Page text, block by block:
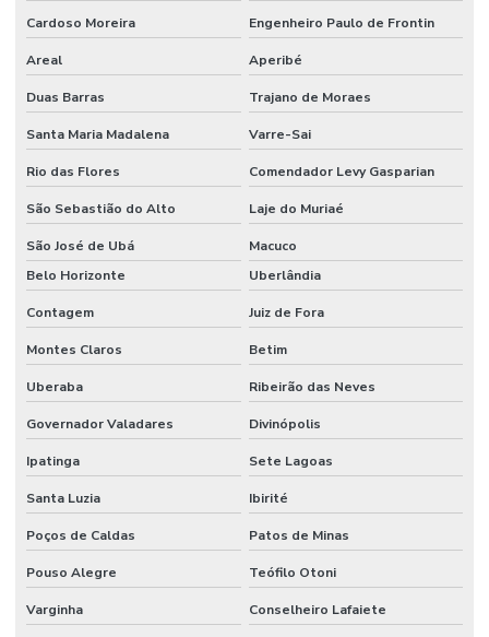
Cardoso Moreira Engenheiro Paulo de Frontin
Areal Aperibé
Duas Barras Trajano de Moraes
Santa Maria Madalena Varre-Sai
Rio das Flores Comendador Levy Gasparian
São Sebastião do Alto Laje do Muriaé
São José de Ubá
Macuco
Belo Horizonte
Uberlândia
Contagem Juiz de Fora
Montes Claros Betim
Uberaba Ribeirão das Neves
Governador Valadares Divinópolis
Ipatinga Sete Lagoas
Santa Luzia Ibirité
Poços de Caldas Patos de Minas
Pouso Alegre Teófilo Otoni
Varginha Conselheiro Lafaiete